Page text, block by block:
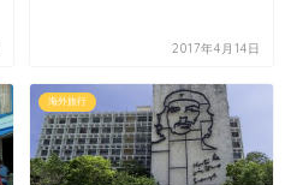
2017年4月14日
海外旅行